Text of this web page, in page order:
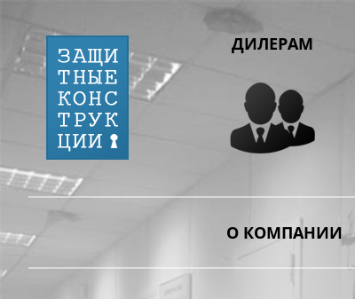
ДИЛЕРАМ
О КОМПАНИИ